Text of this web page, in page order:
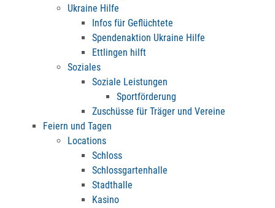
Ukraine Hilfe
Infos für Geflüchtete
Spendenaktion Ukraine Hilfe
Ettlingen hilft
Soziales
Soziale Leistungen
Sportförderung
Zuschüsse für Träger und Vereine
Feiern und Tagen
Locations
Schloss
Schlossgartenhalle
Stadthalle
Kasino